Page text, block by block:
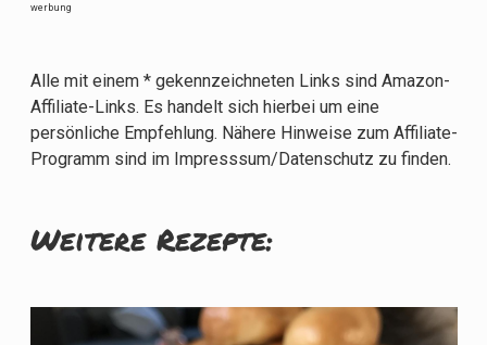
werbung
Alle mit einem * gekennzeichneten Links sind Amazon-
Affiliate-Links. Es handelt sich hierbei um eine
persönliche Empfehlung. Nähere Hinweise zum Affiliate-
Programm sind im Impresssum/Datenschutz zu finden.
Weitere Rezepte: